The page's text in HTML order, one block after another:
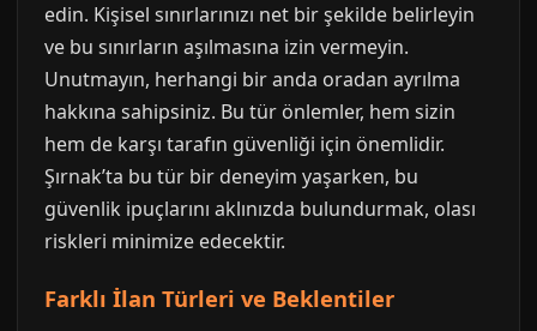
edin. Kişisel sınırlarınızı net bir şekilde belirleyin
ve bu sınırların aşılmasına izin vermeyin.
Unutmayın, herhangi bir anda oradan ayrılma
hakkına sahipsiniz. Bu tür önlemler, hem sizin
hem de karşı tarafın güvenliği için önemlidir.
Şırnak’ta bu tür bir deneyim yaşarken, bu
güvenlik ipuçlarını aklınızda bulundurmak, olası
riskleri minimize edecektir.
Farklı İlan Türleri ve Beklentiler